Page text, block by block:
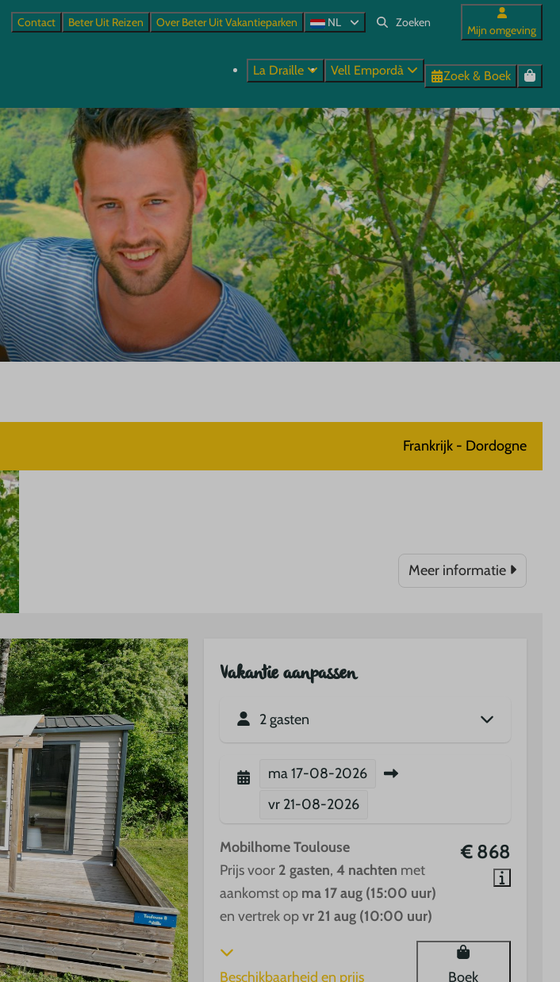
Contact Beter Uit Reizen Over Beter Uit Vakantieparken NL
Mijn omgeving
La Draille Vell Empordà Zoek & Boek
Frankrijk - Dordogne
Meer informatie
Vakantie aanpassen
2 gasten
ma17-08-2026
vr 21-08-2026
€ 868
Mobilhome Toulouse
Prijs voor 2 gasten,4 nachten met
aankomst op ma 17 aug (15:00 uur)
en vertrek opvr 21 aug (10:00 uur)
Beschikbaarheid en prijs Boek